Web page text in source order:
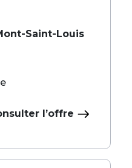
Saint-Louis
l’offre